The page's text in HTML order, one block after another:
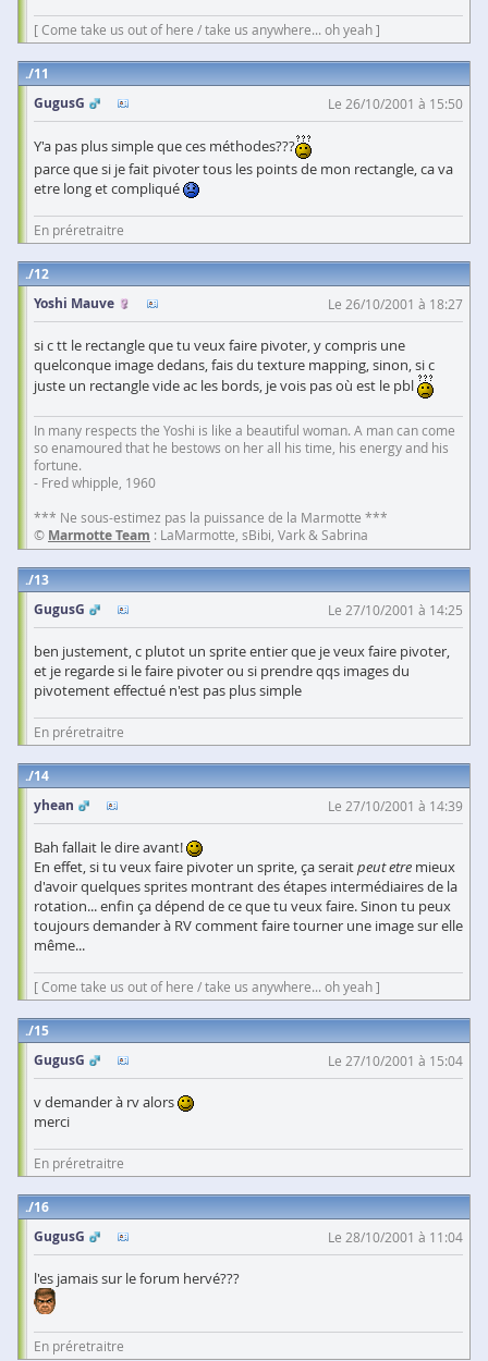
[ Come take us out of here / take us anywhere... oh yeah ]
11
GugusG
Le 26/10/2001 à 15:50
Y'a pas plus simple que ces méthodes???
parce que si je fait pivoter tous les points de mon rectangle, ca va
etre long et compliqué
En préretraitre
12
Yoshi Mauve
Le 26/10/2001 à 18:27
si c tt le rectangle que tu veux faire pivoter, y compris une
quelconque image dedans, fais du texture mapping, sinon, si c
juste un rectangle vide ac les bords, je vois pas où est le pbl
In many respects the Yoshi is like a beautiful woman. A man can come
so enamoured that he bestows on her all his time, his energy and his
fortune.
- Fred whipple, 1960
*** Ne sous-estimez pas la puissance de la Marmotte ***
© Marmotte Team : LaMarmotte, sBibi, Vark & Sabrina
13
GugusG
Le 27/10/2001 à 14:25
ben justement, c plutot un sprite entier que je veux faire pivoter,
et je regarde si le faire pivoter ou si prendre qqs images du
pivotement effectué n'est pas plus simple
En préretraitre
14
yhean
Le 27/10/2001 à 14:39
Bah fallait le dire avant!
En effet, si tu veux faire pivoter un sprite, ça seraitpeut etre mieux
d'avoir quelques sprites montrant des étapes intermédiaires de la
rotation... enfin ça dépend de ce que tu veux faire. Sinon tu peux
toujours demander à RV comment faire tourner une image sur elle
même...
[ Come take us out of here / take us anywhere... oh yeah ]
15
GugusG
Le 27/10/2001 à 15:04
v demander à rv alors
merci
En préretraitre
16
GugusG
Le 28/10/2001 à 11:04
l'es jamais sur le forum hervé???
En préretraitre